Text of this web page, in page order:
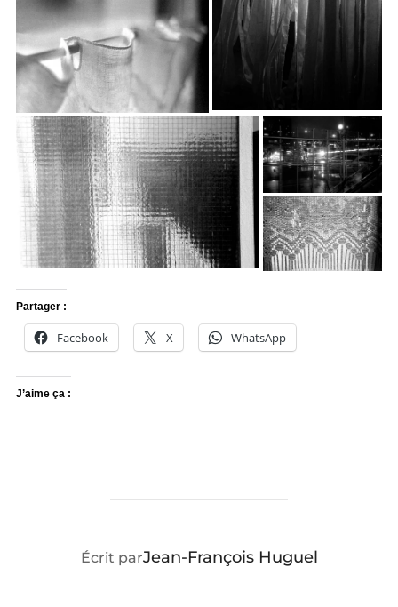
Partager :
Facebook X WhatsApp
J’aime ça :
AUTEUR DE LA PUBLICATION
Écrit parJean-François Huguel